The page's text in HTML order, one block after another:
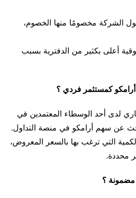
الشركة مخصومًا منها الخصوم،
أعلى بكثير من الدفترية بسبب
كمستثمر فردي ؟
لدى أحد الوسطاء المعتمدين في
عن سهم أرامكو في منصة التداول.
التي ترغب بها بالسعر المعروض،
محددة.
مضمونة ؟